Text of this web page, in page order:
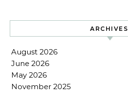
ARCHIVES
August 2026
June 2026
May 2026
November 2025